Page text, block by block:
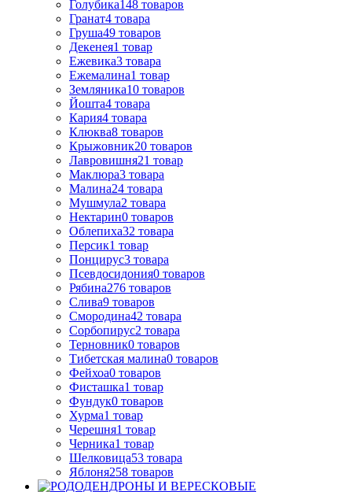
Голубика148 товаров
Гранат4 товара
Груша49 товаров
Декенея1 товар
Ежевика3 товара
Ежемалина1 товар
Земляника10 товаров
Йошта4 товара
Кария4 товара
Клюква8 товаров
Крыжовник20 товаров
Лавровишня21 товар
Маклюра3 товара
Малина24 товара
Мушмула2 товара
Нектарин0 товаров
Облепиха32 товара
Персик1 товар
Понцирус3 товара
Псевдосидония0 товаров
Рябина276 товаров
Слива9 товаров
Смородина42 товара
Сорбопирус2 товара
Терновник0 товаров
Тибетская малина0 товаров
Фейхоа0 товаров
Фисташка1 товар
Фундук0 товаров
Хурма1 товар
Черешня1 товар
Черника1 товар
Шелковица53 товара
Яблоня258 товаров